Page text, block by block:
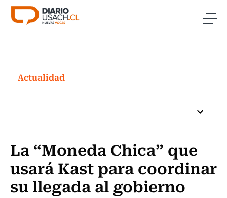
Click acá para ir directamente al contenido
Investigación
Cultura
Programas Radio y TV Usach
Actualidad
La “Moneda Chica” que
usará Kast para coordinar
su llegada al gobierno